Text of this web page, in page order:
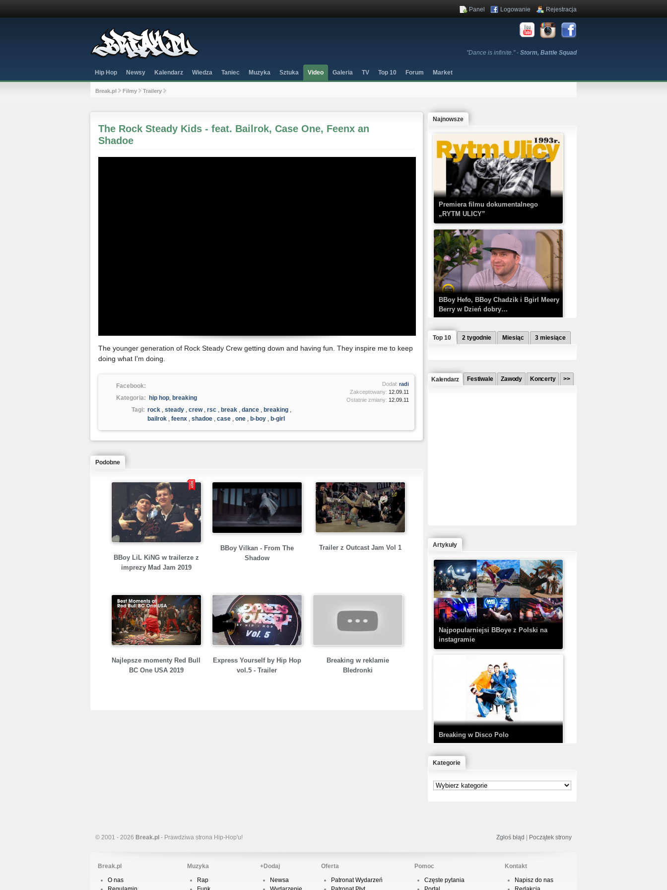
"Dance is infinite." - Storm, Battle Squad
Panel Logowanie Rejestracja
Hip Hop Newsy Kalendarz Wiedza Taniec Muzyka Sztuka Video Galeria TV Top 10 Forum Market
Break.pl Filmy Trailery
The Rock Steady Kids - feat. Bailrok, Case One, Feenx an
Shadoe
The younger generation of Rock Steady Crew getting down and having fun. They inspire me to keep
doing what I'm doing.
Facebook:
Kategoria:
hip hop, breaking
Tagi: rock , steady , crew, rsc , break , dance , breaking ,
bailrok , feenx , shadoe , case , one , b-boy , b-girl
Dodał: radi
Zakceptowany: 12.09.11
Ostatnie zmiany: 12.09.11
Podobne
BBoy LiL KiNG w trailerze z
imprezy Mad Jam 2019
BBoy Vilkan - From The
Shadow
Trailer z Outcast Jam Vol 1
Najlepsze momenty Red Bull
BC One USA 2019
Express Yourself by Hip Hop
vol.5 - Trailer
Breaking w reklamie
BIedronki
Najnowsze
Premiera filmu dokumentalnego
„RYTM ULICY”
BBoy Hefo, BBoy Chadzik i Bgirl Meery
Berry w Dzień dobry…
Kaczorex w najnowszym klipie: HRYPA
– Kobieta z walizką
TEDE & SIR MICH - KICKDOWN /
DISCO NOIR
Prod. Chubeats, Scratch:…
KrisBo - Cienie
Top 10 2 tygodnie Miesiąc 3 miesiące
Kalendarz Festiwale Zawody Koncerty >>
Artykuły
Najpopularniejsi BBoye z Polski na
instagramie
Breaking w Disco Polo
Kategorie
© 2001 - 2026 Break.pl - Prawdziwa strona Hip-Hop'u! Zgłoś błąd | Początek strony
Break.pl
O nas
Muzyka
Rap
+Dodaj
Newsa
Oferta
Patronat Wydarzeń
Pomoc
Częste pytania
Kontakt
Napisz do nas